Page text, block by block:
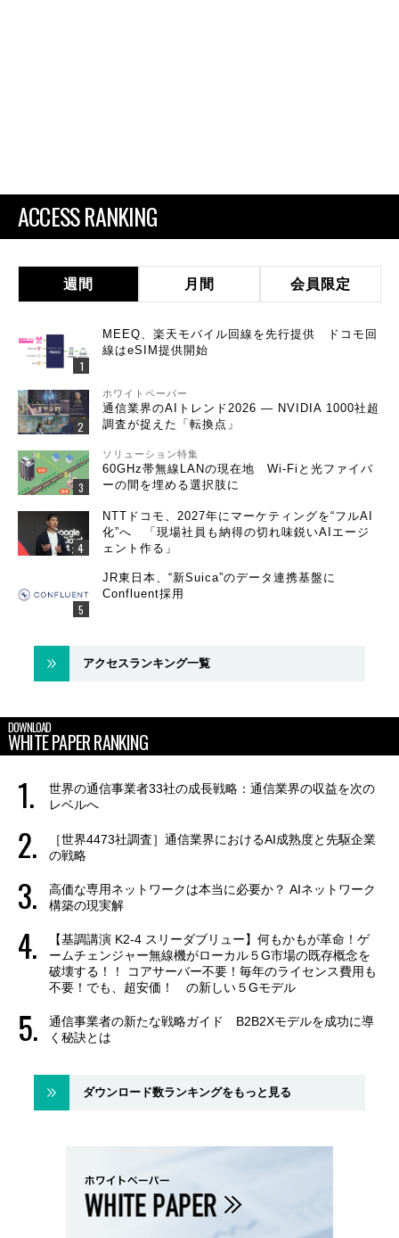
ACCESS RANKING
週間 月間 会員限定
MEEQ、楽天モバイル回線を先行提供 ドコモ回
線はeSIM提供開始
ホワイトペーパー
通信業界のAIトレンド2026 ― NVIDIA 1000社超
調査が捉えた「転換点」
ソリューション特集
60GHz帯無線LANの現在地 Wi-Fiと光ファイバ
ーの間を埋める選択肢に
NTTドコモ、2027年にマーケティングを“フルAI
化”へ 「現場社員も納得の切れ味鋭いAIエージ
ェント作る」
JR東日本、“新Suica”のデータ連携基盤に
Confluent採用
アクセスランキング一覧
DOWNLOAD
WHITE PAPER RANKING
世界の通信事業者33社の成長戦略：通信業界の収益を次の
レベルへ
［世界4473社調査］通信業界におけるAI成熟度と先駆企業
の戦略
高価な専用ネットワークは本当に必要か？ AIネットワーク
構築の現実解
【基調講演 K2-4 スリーダブリュー】何もかもが革命！ゲ
ームチェンジャー無線機がローカル５G市場の既存概念を
破壊する！！ コアサーバー不要！毎年のライセンス費用も
不要！でも、超安価！ の新しい５Gモデル
通信事業者の新たな戦略ガイド B2B2Xモデルを成功に導
く秘訣とは
ダウンロード数ランキングをもっと見る